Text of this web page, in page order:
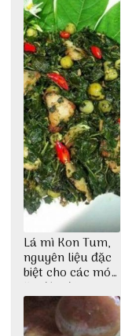
Lá mì Kon Tum,
nguyên liệu đặc
biệt cho các món
ăn độc đáo